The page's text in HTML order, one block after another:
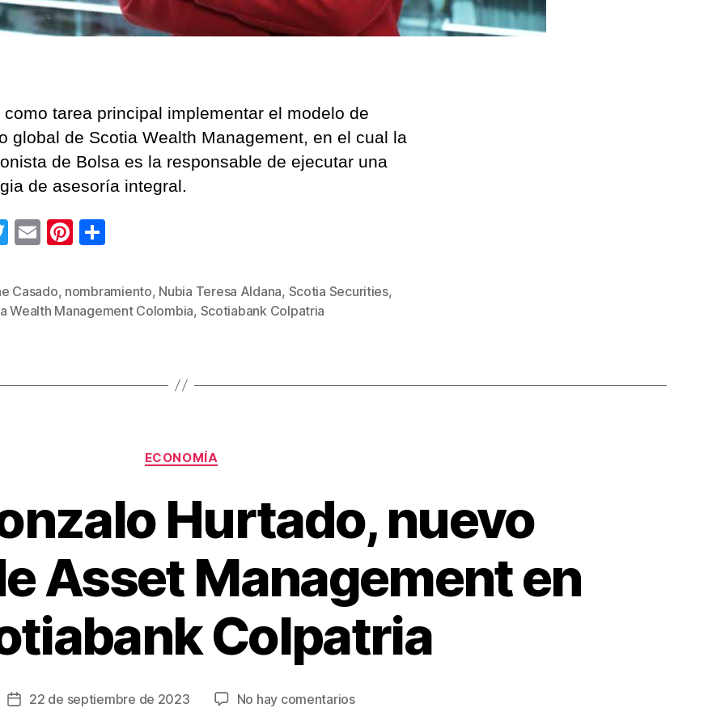
como tarea principal implementar el modelo de
global de Scotia Wealth Management, en el cual la
de Bolsa es la responsable de ejecutar una
de asesoría integral.
T
tt
er
E
ail
Pi
er
e
m
p
Casado, nombramiento, Nubia Teresa Aldana, Scotia Securities,
Wealth Management Colombia, Scotiabank Colpatria
Categorías
ECONOMÍA
Hurtado, nuevo
Asset Management en
Colpatria
Fecha22 de septiembre de 2023 No hay comentariosen